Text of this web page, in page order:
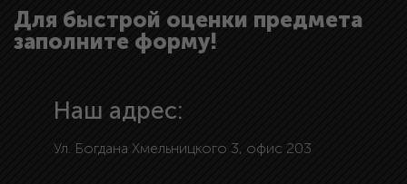
Для быстрой оценки предмета
заполните форму!
Наш адрес:
Ул. Богдана Хмельницкого 3, офис 203